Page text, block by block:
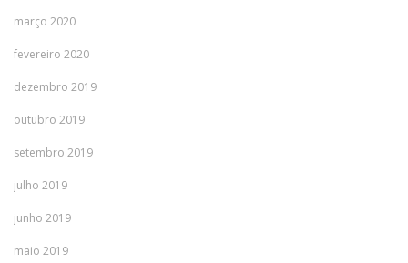
março 2020
fevereiro 2020
dezembro 2019
outubro 2019
setembro 2019
julho 2019
junho 2019
maio 2019